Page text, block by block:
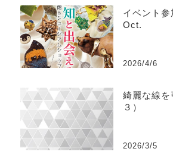
イベント
Oct.
2026/4/6
綺麗な線
３）
2026/3/5